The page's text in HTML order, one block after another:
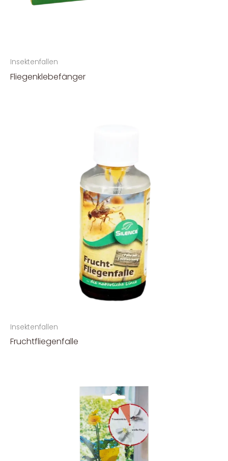
Insektenfallen
Fliegenklebefänger
Insektenfallen
Fruchtfliegenfalle